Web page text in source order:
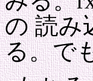
の 読み
る。で